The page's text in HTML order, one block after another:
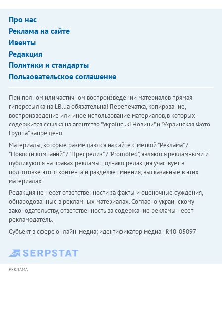
Про нас
Реклама на сайте
Ивенты
Редакция
Политики и стандарты
Пользовательское соглашение
При полном или частичном воспроизведении материалов прямая
гиперссылка на LB.ua обязательна! Перепечатка, копирование,
воспроизведение или иное использование материалов, в которых
содержится ссылка на агентство "Українськi Новини" и "Украинская Фото
Группа" запрещено.
Материалы, которые размещаются на сайте с меткой "Реклама" /
"Новости компаний" / "Пресрелиз" / "Promoted", являются рекламными и
публикуются на правах рекламы. , однако редакция участвует в
подготовке этого контента и разделяет мнения, высказанные в этих
материалах.
Редакция не несет ответственности за факты и оценочные суждения,
обнародованные в рекламных материалах. Согласно украинскому
законодательству, ответственность за содержание рекламы несет
рекламодатель.
Субъект в сфере онлайн-медиа; идентификатор медиа - R40-05097
РЕКЛАМА